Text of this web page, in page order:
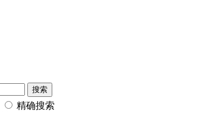
搜索
精确搜索